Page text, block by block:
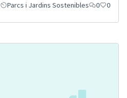
Parcs i Jardins Sostenibles 0 0